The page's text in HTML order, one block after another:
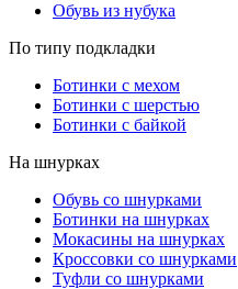
Обувь из нубука
По типу подкладки
Ботинки с мехом
Ботинки с шерстью
Ботинки с байкой
На шнурках
Обувь со шнурками
Ботинки на шнурках
Мокасины на шнурках
Кроссовки со шнурками
Туфли со шнурками